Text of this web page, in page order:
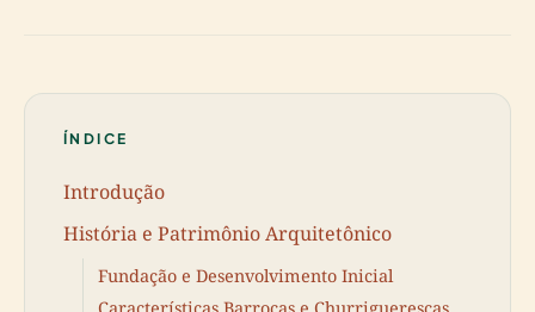
ÍNDICE
Introdução
História e Patrimônio Arquitetônico
Fundação e Desenvolvimento Inicial